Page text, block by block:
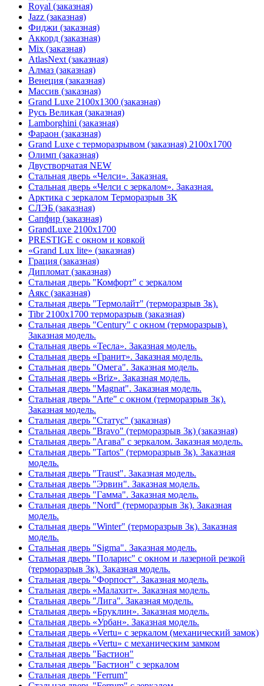
Royal (заказная)
Jazz (заказная)
Фиджи (заказная)
Аккорд (заказная)
Mix (заказная)
AtlasNext (заказная)
Алмаз (заказная)
Венеция (заказная)
Массив (заказная)
Grand Luxe 2100х1300 (заказная)
Русь Великая (заказная)
Lamborghini (заказная)
Фараон (заказная)
Grand Luxe с терморазрывом (заказная) 2100х1700
Олимп (заказная)
Двустворчатая NEW
Стальная дверь «Челси». Заказная.
Стальная дверь «Челси с зеркалом». Заказная.
Арктика с зеркалом Терморазрыв 3К
СЛЭБ (заказная)
Сапфир (заказная)
GrandLuxe 2100х1700
PRESTIGE с окном и ковкой
«Grand Lux lite» (заказная)
Гpация (заказная)
Дипломат (заказная)
Стальная дверь "Комфорт" с зеркалом
Аякс (заказная)
Стальная дверь "Термолайт" (терморазрыв 3к).
Tibr 2100х1700 терморазрыв (заказная)
Стальная дверь "Century" с окном (терморазрыв).
Заказная модель.
Стальная дверь «Тесла». Заказная модель.
Стальная дверь «Гранит». Заказная модель.
Стальная дверь "Омега". Заказная модель.
Стальная дверь «Briz». Заказная модель.
Стальная дверь "Magnat". Заказная модель.
Стальная дверь "Arte" с окном (терморазрыв 3к).
Заказная модель.
Стальная дверь "Статус" (заказная)
Стальная дверь "Bravo" (терморазрыв 3к) (заказная)
Стальная дверь "Агава" с зеркалом. Заказная модель.
Стальная дверь "Tartos" (терморазрыв 3к). Заказная
модель.
Стальная дверь "Traust". Заказная модель.
Стальная дверь "Эрвин". Заказная модель.
Стальная дверь "Гамма". Заказная модель.
Стальная дверь "Nord" (терморазрыв 3к). Заказная
модель.
Стальная дверь "Winter" (терморазрыв 3к). Заказная
модель.
Стальная дверь "Sigma". Заказная модель.
Стальная дверь "Поларис" с окном и лазерной резкой
(терморазрыв 3к). Заказная модель.
Стальная дверь "Форпост". Заказная модель.
Стальная дверь «Малахит». Заказная модель.
Стальная дверь "Лига". Заказная модель.
Стальная дверь «Бруклин». Заказная модель.
Стальная дверь «Урбан». Заказная модель.
Стальная дверь «Vertu» с зеркалом (механический замок)
Стальная дверь «Vertu» с механическим замком
Стальная дверь "Бастион"
Стальная дверь "Бастион" с зеркалом
Стальная дверь "Ferrum"